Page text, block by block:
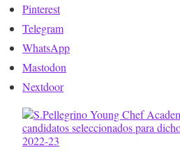
Pinterest
Telegram
WhatsApp
Mastodon
Nextdoor